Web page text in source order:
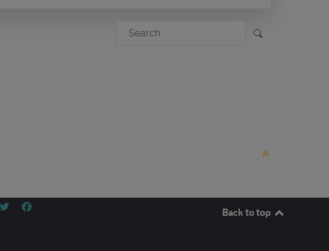
Back to top